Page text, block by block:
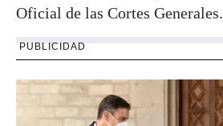
Oficial de las Cortes Generales.
PUBLICIDAD